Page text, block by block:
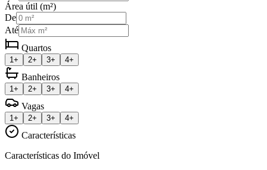
Área útil (m²)
De
Até
Quartos
1+ 2+ 3+ 4+
Banheiros
1+ 2+ 3+ 4+
Vagas
1+ 2+ 3+ 4+
Características
Características do Imóvel